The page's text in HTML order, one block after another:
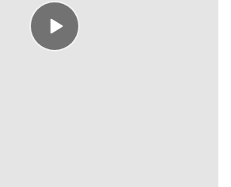
Episode
play
icon